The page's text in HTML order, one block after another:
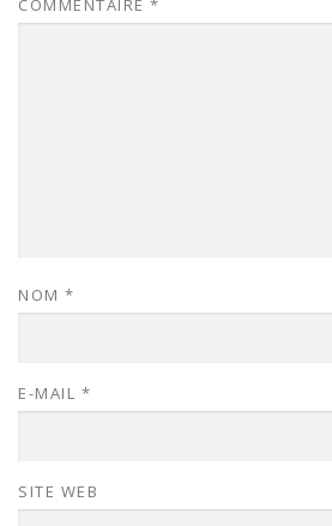
COMMENTAIRE *
NOM *
E-MAIL *
SITE WEB